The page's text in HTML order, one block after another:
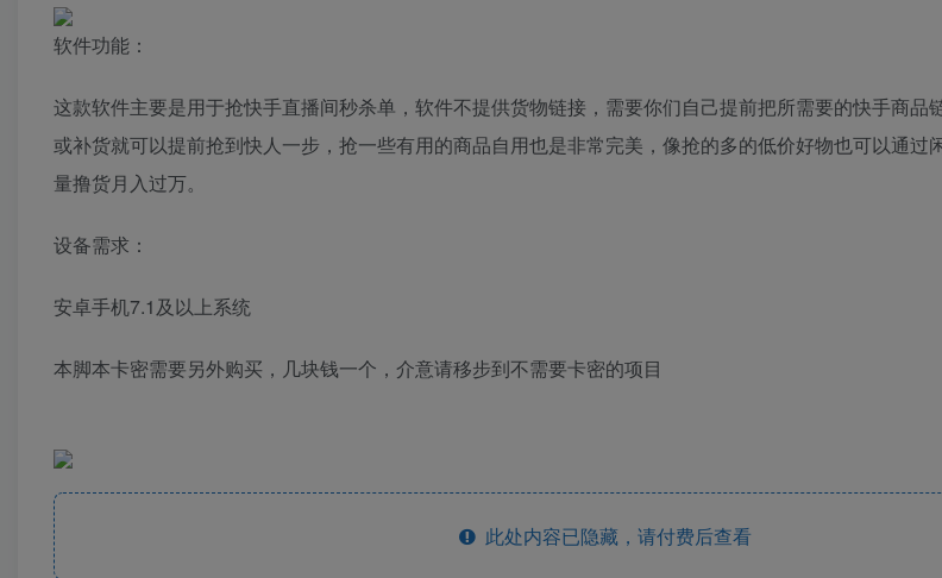
软件功能：
这款软件主要是用于抢快手直播间秒杀单，软件不提供货物链接，需要你们自己提前把所需要的快手商品
或补货就可以提前抢到快人一步，抢一些有用的商品自用也是非常完美，像抢的多的低价好物也可以通过
量撸货月入过万。
设备需求：
安卓手机7.1及以上系统
本脚本卡密需要另外购买，几块钱一个，介意请移步到不需要卡密的项目
此处内容已隐藏，请付费后查看